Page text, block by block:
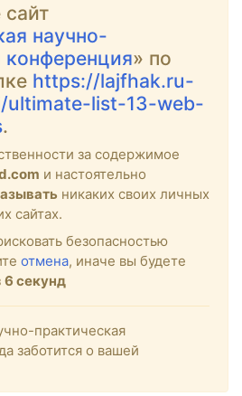
научно-
конференция» по
https://lajfhak.ru-
ultimate-list-13-web-
.
за содержимое
и настоятельно
никаких своих личных
сайтах.
безопасностью
отмена, иначе вы будете
6 секунд
практическая
заботится о вашей